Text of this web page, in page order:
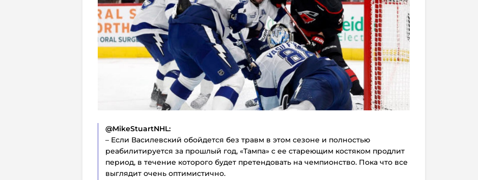
@MikeStuartNHL:
– Если Василевский обойдется без травм в этом сезоне и полностью
реабилитируется за прошлый год, «Тампа» с ее стареющим костяком продлит
период, в течение которого будет претендовать на чемпионство. Пока что все
выглядит очень оптимистично.